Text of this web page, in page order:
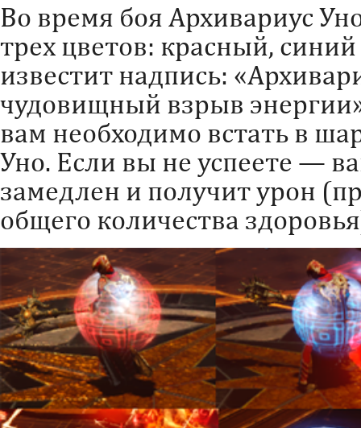
Во время боя Архивариус
трех цветов: красный,
известит надпись:
чудовищный взрыв
вам необходимо встать в
Уно. Если вы не успеете —
замедлен и получит урон
общего количества